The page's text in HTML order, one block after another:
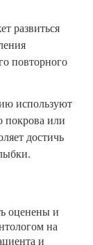
развиться
повторного
используют
покрова или
достичь
оценены и
на
и